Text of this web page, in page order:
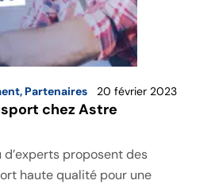
, Partenaires 20 février 2023
chez Astre
proposent des
haute qualité pour une